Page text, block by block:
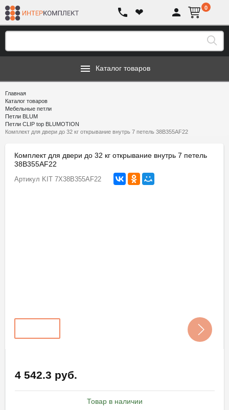
❤ 0
Каталог товаров
Главная
Каталог товаров
Мебельные петли
Петли BLUM
Петли CLIP top BLUMOTION
Комплект для двери до 32 кг открывание внутрь 7 петель 38B355AF22
Комплект для двери до 32 кг открывание внутрь 7 петель
38B355AF22
Артикул KIT 7X38B355AF22
4 542.3 руб.
Товар в наличии